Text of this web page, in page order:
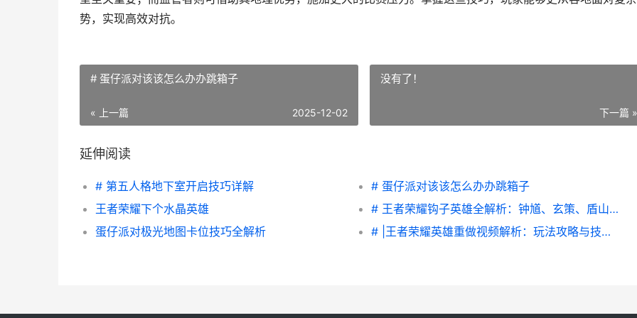
势，实现高效对抗。
# 蛋仔派对该该怎么办办跳箱子
« 上一篇 2025-12-02
没有了！
下一篇 »
延伸阅读
# 第五人格地下室开启技巧详解
# 蛋仔派对该该怎么办办跳箱子
王者荣耀下个水晶英雄
# 王者荣耀钩子英雄全解析：钟馗、玄策、盾山技巧攻略
蛋仔派对极光地图卡位技巧全解析
# |王者荣耀英雄重做视频解析：玩法攻略与技巧分享|